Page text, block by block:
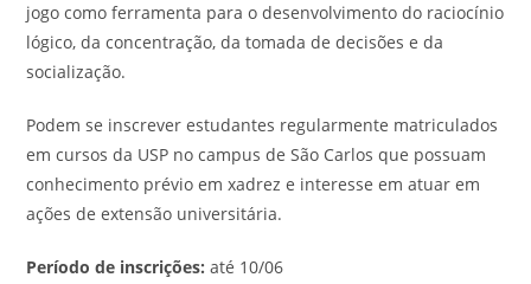
jogo como ferramenta para o desenvolvimento do raciocínio
lógico, da concentração, da tomada de decisões e da
socialização.
Podem se inscrever estudantes regularmente matriculados
em cursos da USP no campus de São Carlos que possuam
conhecimento prévio em xadrez e interesse em atuar em
ações de extensão universitária.
Período de inscrições: até 10/06